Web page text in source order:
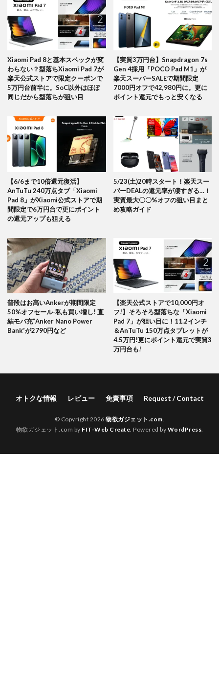
Xiaomi Pad 8と基本スペックが変
わらない？型落ちXiaomi Pad 7が
楽天公式ストアで限定クーポンで
5万円台前半に。SoC以外はほぼ
同じだから型落ちが狙い目
【実質3万円台】Snapdragon 7s
Gen 4採用「POCO Pad M1」が
楽天スーパーSALEで期間限定
7000円オフで42,980円に。更に
ポイント還元でもっと安くなる
【6/6まで10倍還元復活】
AnTuTu 240万点タブ「Xiaomi
Pad 8」がXiaomi公式ストアで期
間限定で6万円台で更にポイント
の還元アップも狙える
5/23(土)20時スタート！楽天スー
パーDEALの還元率が凄すぎる…！
実質最大〇〇%オフの狙い目まと
め攻略ガイド
普段はお高いAnkerが期間限定
50%オフセール-私も買い増し! 直
結モバ充”Anker Nano Power
Bank”が2790円など
【楽天公式ストアで10,000円オ
フ!】そろそろ型落ちな「Xiaomi
Pad 7」が狙い目に！11.2インチ
＆AnTuTu 150万点タブレットが
4.5万円!更にポイント還元で実質3
万円台も!
オトクな情報 レビュー 免責事項 Request / Contact
© Copyright 2026物欲ガジェット.com
物欲ガジェット.com by FIT-Web Create . Powered by WordPress